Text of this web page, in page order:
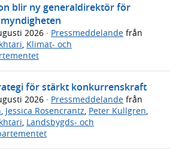
blir ny generaldirektör för
2026 · Pressmeddelande från
, Klimat- och
för stärkt konkurrenskraft
2026 · Pressmeddelande från
, Jessica Rosencrantz, Peter Kullgren,
, Landsbygds- och